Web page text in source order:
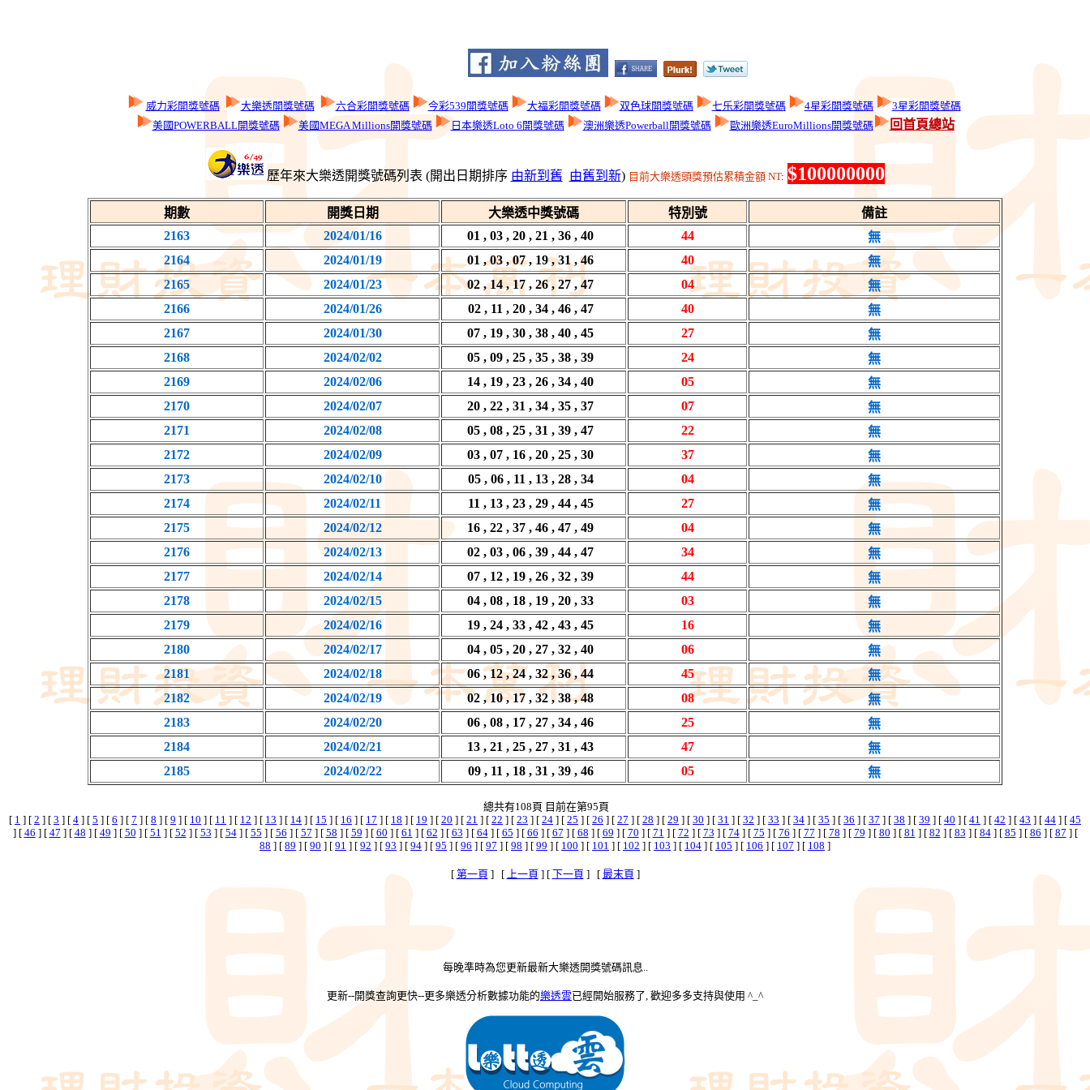
威力彩開獎號碼 大樂透開獎號碼 六合彩開獎號碼 今彩539開獎號碼 大福彩開獎號碼 双色球開獎號碼 七乐彩開獎號碼 4星彩開獎號碼
3星彩開獎號碼
美國POWERBALL開獎號碼
美國MEGA Millions開獎號碼 日本樂透Loto 6開獎號碼 澳洲樂透Powerball開獎號碼 歐洲樂透EuroMillions開獎號碼 回首頁總站
歷年來大樂透開獎號碼列表 (開出日期排序 由新到舊 由舊到新) 目前大樂透頭獎預估累積金額 NT: $100000000
期數 開獎日期 大樂透中獎號碼 特別號
備註
2163
2024/01/16 01 , 03 , 20 , 21 , 36 , 40 44
無
2164
2024/01/19 01 , 03 , 07 , 19 , 31 , 46 40
無
2165
2024/01/23 02 , 14 , 17 , 26 , 27 , 47 04
無
2166
2024/01/26 02 , 11 , 20 , 34 , 46 , 47 40
無
2167
2024/01/30 07 , 19 , 30 , 38 , 40 , 45 27
無
2168
2024/02/02 05 , 09 , 25 , 35 , 38 , 39 24
無
2169
2024/02/06 14 , 19 , 23 , 26 , 34 , 40 05
無
2170
2024/02/07 20 , 22 , 31 , 34 , 35 , 37 07
無
2171
2024/02/08 05 , 08 , 25 , 31 , 39 , 47 22
無
2172
2024/02/09 03 , 07 , 16 , 20 , 25 , 30 37
無
2173
2024/02/10 05 , 06 , 11 , 13 , 28 , 34 04
無
2174
2024/02/11 11 , 13 , 23 , 29 , 44 , 45 27
無
2175
2024/02/12 16 , 22 , 37 , 46 , 47 , 49 04
無
2176
2024/02/13 02 , 03 , 06 , 39 , 44 , 47 34
無
2177
2024/02/14 07 , 12 , 19 , 26 , 32 , 39 44
無
2178
2024/02/15 04 , 08 , 18 , 19 , 20 , 33 03
無
2179
2024/02/16 19 , 24 , 33 , 42 , 43 , 45 16
無
2180
2024/02/17 04 , 05 , 20 , 27 , 32 , 40 06
無
2181
2024/02/18 06 , 12 , 24 , 32 , 36 , 44 45
無
2182
2024/02/19 02 , 10 , 17 , 32 , 38 , 48 08
無
2183
2024/02/20 06 , 08 , 17 , 27 , 34 , 46 25
無
2184
2024/02/21 13 , 21 , 25 , 27 , 31 , 43 47
無
2185
2024/02/22 09 , 11 , 18 , 31 , 39 , 46 05 無
總共有108頁 目前在第95頁
[ 1 ] [ 2 ] [ 3 ] [ 4 ] [ 5 ] [ 6 ] [ 7 ] [ 8 ] [ 9 ] [ 10 ] [ 11 ] [ 12 ] [ 13 ] [ 14 ] [ 15 ] [ 16 ] [ 17 ] [ 18 ] [ 19 ] [ 20 ] [ 21 ] [ 22 ] [ 23 ] [ 24 ] [ 25 ] [ 26 ] [ 27 ] [ 28 ] [ 29 ] [ 30 ] [ 31 ] [ 32 ] [ 33 ] [ 34 ] [ 35 ] [ 36 ] [ 37 ] [ 38 ] [ 39 ] [ 40 ] [ 41 ] [ 42 ] [ 43 ] [ 44 ] [ 45
] [ 46 ] [ 47 ] [ 48 ] [ 49 ] [ 50 ] [ 51 ] [ 52 ] [ 53 ] [ 54] [ 55 ] [ 56 ] [ 57 ] [ 58 ] [ 59 ] [ 60 ] [ 61 ] [ 62 ] [ 63 ] [ 64] [ 65 ] [ 66 ] [ 67 ] [ 68 ] [ 69 ] [ 70 ] [ 71 ] [ 72 ] [ 73 ] [ 74] [ 75 ] [ 76 ] [ 77 ] [ 78 ] [ 79 ] [ 80 ] [ 81 ] [ 82 ] [ 83 ] [ 84] [ 85 ] [ 86 ] [ 87 ] [
88 ] [ 89 ] [ 90 ] [ 91 ] [ 92 ] [ 93 ] [ 94 ] [ 95 ] [ 96 ] [ 97 ] [ 98 ] [ 99 ] [ 100 ] [ 101 ] [ 102 ] [ 103 ] [ 104 ] [ 105 ] [ 106 ] [ 107 ] [ 108 ]
[ 第一頁 ] [ 上一頁 ] [ 下一頁 ] [ 最末頁 ]
每晚準時為您更新最新大樂透開獎號碼訊息..
更新--開獎查詢更快--更多樂透分析數據功能的樂透雲已經開始服務了, 歡迎多多支持與使用 ^_^